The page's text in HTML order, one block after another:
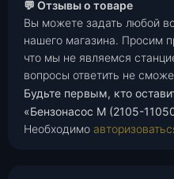
💬 Отзывы о товаре
Вы можете задать любой
нашего магазина. Просим
что мы не являемся
вопросы ответить не
Будьте первым, кто
«Бензонасос М (2105-
Необходимо